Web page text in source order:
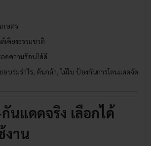
กษตร
เคียงธรรมชาติ
ดความร้อนได้ดี
บร่มรำไร, ต้นกล้า, ไม้ใบ ป้องกันการโดนแดดจัดเผา
นแดดจริง เลือกได้
งาน